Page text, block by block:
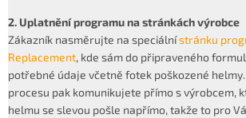
2. Uplatnění programu na stránkách výrobce
Zákazník nasměrujte na speciálnístránku
Replacement, kde sám do připraveného
potřebné údaje včetně fotek poškozené
procesu pak komunikujete přímo s výrobcem,
helmu se slevou pošle napřímo, takže to pro